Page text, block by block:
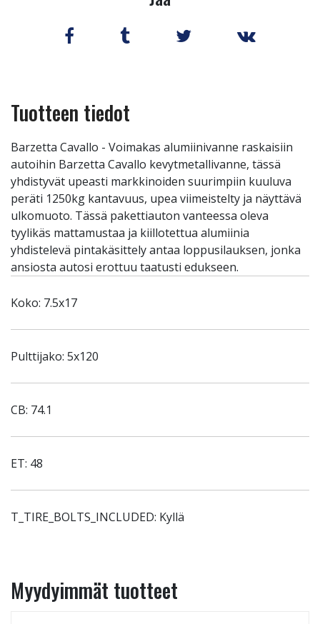
Tuotteen tiedot
Barzetta Cavallo - Voimakas alumiinivanne raskaisiin
autoihin Barzetta Cavallo kevytmetallivanne, tässä
yhdistyvät upeasti markkinoiden suurimpiin kuuluva
peräti 1250kg kantavuus, upea viimeistelty ja näyttävä
ulkomuoto. Tässä pakettiauton vanteessa oleva
tyylikäs mattamustaa ja kiillotettua alumiinia
yhdistelevä pintakäsittely antaa loppusilauksen, jonka
ansiosta autosi erottuu taatusti edukseen.
Koko: 7.5x17
Pulttijako: 5x120
CB: 74.1
ET: 48
T_TIRE_BOLTS_INCLUDED: Kyllä
Myydyimmät tuotteet